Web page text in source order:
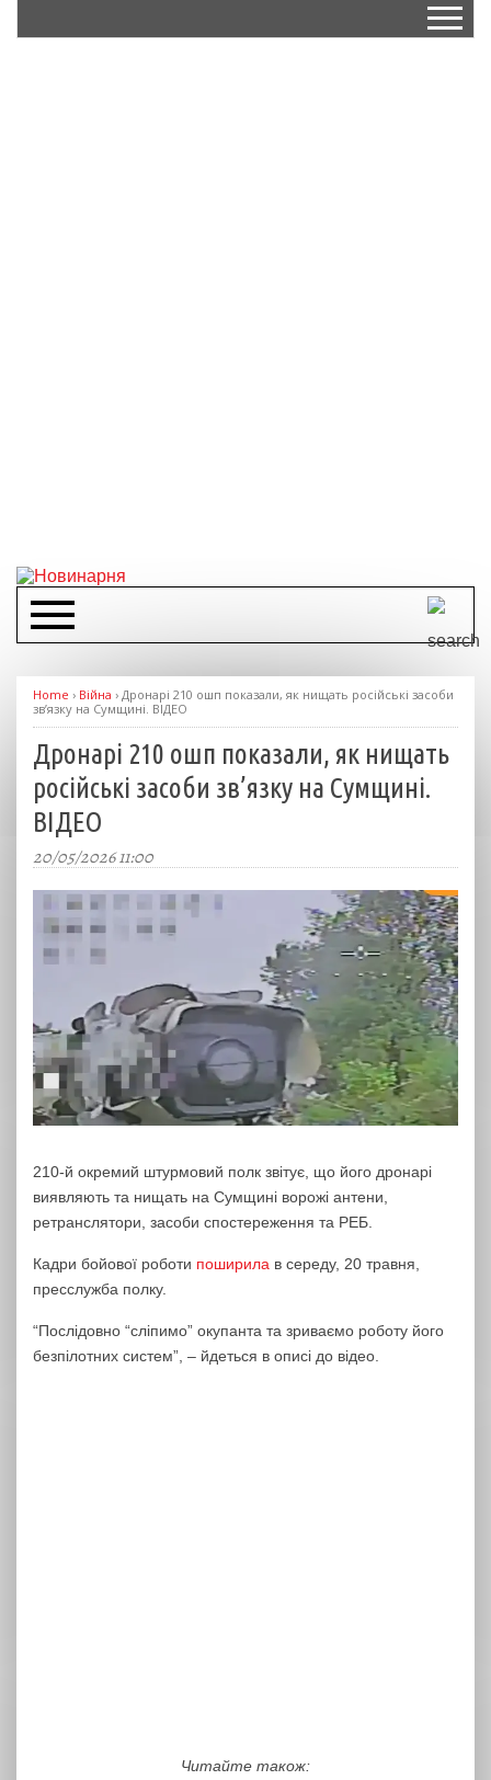
Home › Війна › Дронарі 210 ошп показали, як нищать російські засоби
зв’язку на Сумщині. ВІДЕО
Дронарі 210 ошп показали, як нищать
російські засоби зв’язку на Сумщині.
ВІДЕО
20/05/2026 11:00
210-й окремий штурмовий полк звітує, що його дронарі
виявляють та нищать на Сумщині ворожі антени,
ретранслятори, засоби спостереження та РЕБ.
Кадри бойової роботи поширила в середу, 20 травня,
пресслужба полку.
“Послідовно “сліпимо” окупанта та зриваємо роботу його
безпілотних систем”, – йдеться в описі до відео.
Читайте також: